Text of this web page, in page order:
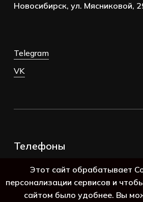
Новосибирск, ул. Мясниковой,
Telegram
VK
Телефоны
8 (800) 250-69-39
Этот сайт обрабатывает
персонализации сервисов и
сайтом было удобнее. Вы